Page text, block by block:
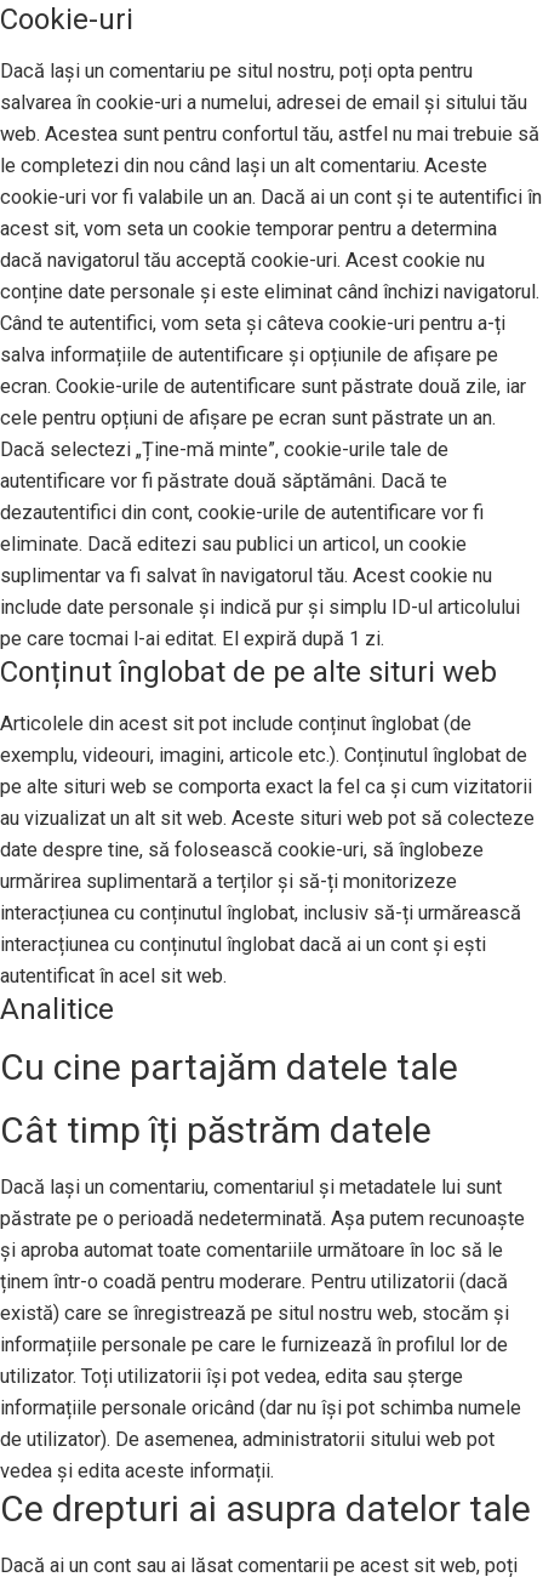
Cookie-uri
Dacă lași un comentariu pe situl nostru, poți opta pentru
salvarea în cookie-uri a numelui, adresei de email și sitului tău
web. Acestea sunt pentru confortul tău, astfel nu mai trebuie să
le completezi din nou când lași un alt comentariu. Aceste
cookie-uri vor fi valabile un an. Dacă ai un cont și te autentifici în
acest sit, vom seta un cookie temporar pentru a determina
dacă navigatorul tău acceptă cookie-uri. Acest cookie nu
conține date personale și este eliminat când închizi navigatorul.
Când te autentifici, vom seta și câteva cookie-uri pentru a-ți
salva informațiile de autentificare și opțiunile de afișare pe
ecran. Cookie-urile de autentificare sunt păstrate două zile, iar
cele pentru opțiuni de afișare pe ecran sunt păstrate un an.
Dacă selectezi „Ține-mă minte”, cookie-urile tale de
autentificare vor fi păstrate două săptămâni. Dacă te
dezautentifici din cont, cookie-urile de autentificare vor fi
eliminate. Dacă editezi sau publici un articol, un cookie
suplimentar va fi salvat în navigatorul tău. Acest cookie nu
include date personale și indică pur și simplu ID-ul articolului
pe care tocmai l-ai editat. El expiră după 1 zi.
Conținut înglobat de pe alte situri web
Articolele din acest sit pot include conținut înglobat (de
exemplu, videouri, imagini, articole etc.). Conținutul înglobat de
pe alte situri web se comporta exact la fel ca și cum vizitatorii
au vizualizat un alt sit web. Aceste situri web pot să colecteze
date despre tine, să folosească cookie-uri, să înglobeze
urmărirea suplimentară a terților și să-ți monitorizeze
interacțiunea cu conținutul înglobat, inclusiv să-ți urmărească
interacțiunea cu conținutul înglobat dacă ai un cont și ești
autentificat în acel sit web.
Analitice
Cu cine partajăm datele tale
Cât timp îți păstrăm datele
Dacă lași un comentariu, comentariul și metadatele lui sunt
păstrate pe o perioadă nedeterminată. Așa putem recunoaște
și aproba automat toate comentariile următoare în loc să le
ținem într-o coadă pentru moderare. Pentru utilizatorii (dacă
există) care se înregistrează pe situl nostru web, stocăm și
informațiile personale pe care le furnizează în profilul lor de
utilizator. Toți utilizatorii își pot vedea, edita sau șterge
informațiile personale oricând (dar nu își pot schimba numele
de utilizator). De asemenea, administratorii sitului web pot
vedea și edita aceste informații.
Ce drepturi ai asupra datelor tale
Dacă ai un cont sau ai lăsat comentarii pe acest sit web, poți